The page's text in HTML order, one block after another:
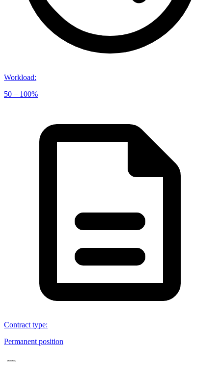
Workload:
50 – 100%
Contract type:
Permanent position